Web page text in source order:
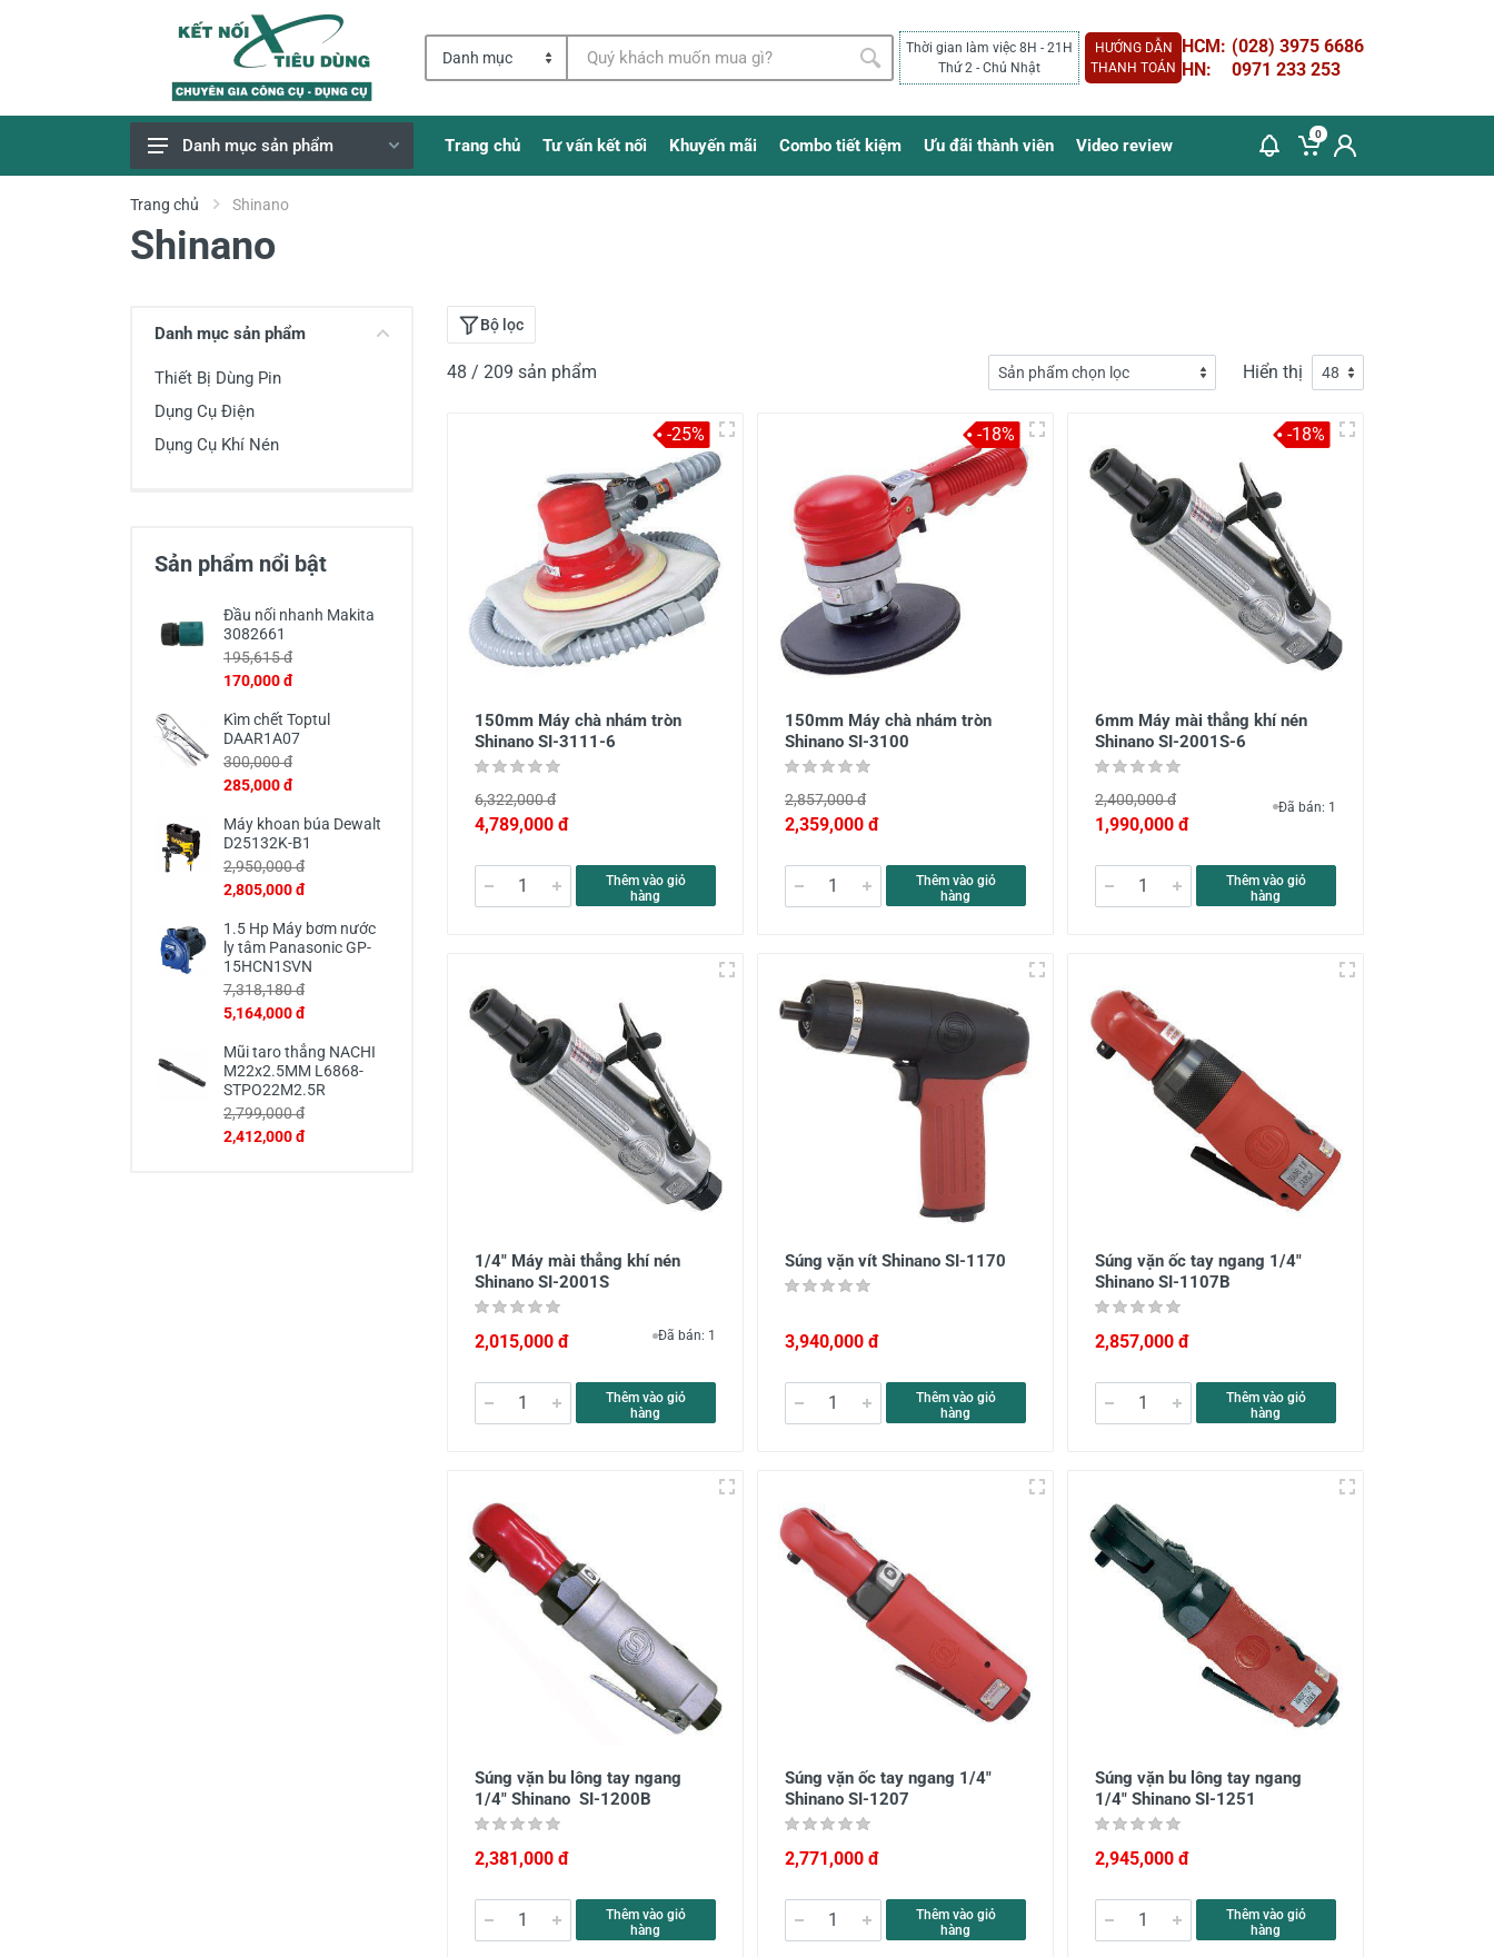
Thời gian làm việc 8H - 21H
Thứ 2 - Chủ Nhật
HƯỚNG DẪN
THANH TOÁN
HCM: (028) 3975 6686
HN:
0971 233 253
Giao Hàng Miễn Phí
Công Cụ, Dụng Cụ
Phụ Tùng, Linh Kiện
Thước Đo Laser
Danh mục sản phẩm Trang chủ Tư vấn kết nối Khuyến mãi Combo tiết kiệm Ưu đãi thành viên Video review
0
Trang chủ Shinano
Shinano
Danh mục sản phẩm
Thiết Bị Dùng Pin
Dụng Cụ Điện
Dụng Cụ Khí Nén
Sản phẩm nổi bật
Đầu nối nhanh Makita
3082661
195,615 đ
170,000 đ
Kìm chết Toptul
DAAR1A07
300,000 đ
285,000 đ
Máy khoan búa Dewalt
D25132K-B1
2,950,000 đ
2,805,000 đ
1.5 Hp Máy bơm nước
ly tâm Panasonic GP-
15HCN1SVN
7,318,180 đ
5,164,000 đ
Mũi taro thẳng NACHI
M22x2.5MM L6868-
STPO22M2.5R
2,799,000 đ
2,412,000 đ
Bộ lọc
48 / 209 sản phẩm Hiển thị
150mm Máy chà nhám tròn
Shinano SI-3111-6
6,322,000 đ
4,789,000 đ
Thêm vào giỏ
hàng
-25%
150mm Máy chà nhám tròn
Shinano SI-3100
2,857,000 đ
2,359,000 đ
Thêm vào giỏ
hàng
-18%
6mm Máy mài thẳng khí nén
Shinano SI-2001S-6
2,400,000 đ
1,990,000 đ
Đã bán: 1
Thêm vào giỏ
hàng
-18%
1/4" Máy mài thẳng khí nén
Shinano SI-2001S
2,015,000 đ Đã bán: 1
Thêm vào giỏ
hàng
Súng vặn vít Shinano SI-1170
3,940,000 đ
Thêm vào giỏ
hàng
Súng vặn ốc tay ngang 1/4"
Shinano SI-1107B
2,857,000 đ
Thêm vào giỏ
hàng
Súng vặn bu lông tay ngang
1/4" Shinano SI-1200B
2,381,000 đ
Thêm vào giỏ
hàng
Súng vặn ốc tay ngang 1/4"
Shinano SI-1207
2,771,000 đ
Thêm vào giỏ
hàng
Súng vặn bu lông tay ngang
1/4" Shinano SI-1251
2,945,000 đ
Thêm vào giỏ
hàng